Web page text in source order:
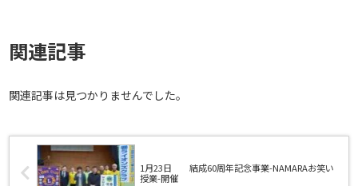
関連記事
関連記事は見つかりませんでした。
1月23日 結成60周年記念事業-NAMARAお笑い
授業-開催